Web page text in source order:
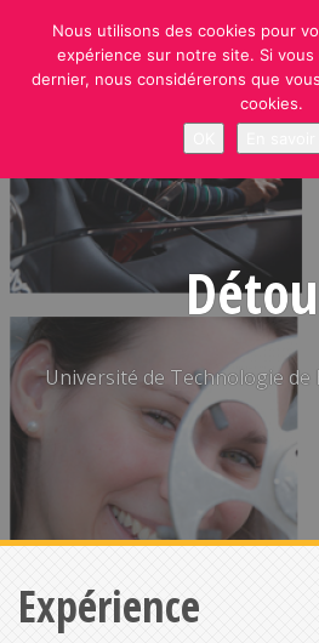
content
Université de Technologie
Expérience
Nous utilisons des cookies pour
expérience sur notre site. Si
dernier, nous considérerons que
cookies.